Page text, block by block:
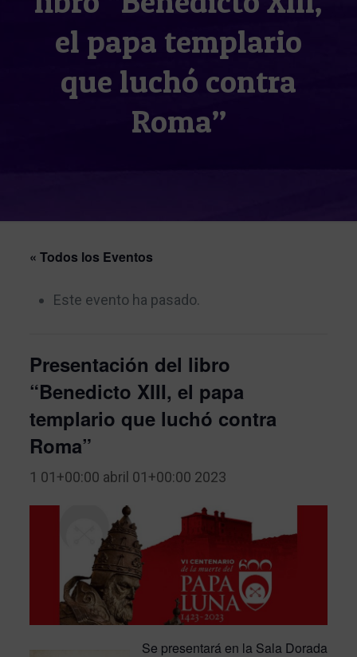
el papa templario
que luchó contra
Roma”
« Todos los Eventos
Este evento ha pasado.
Presentación del libro
“Benedicto XIII, el papa
templario que luchó contra
Roma”
1 01+00:00 abril 01+00:00 2023
Se presentará en la Sala Dorada